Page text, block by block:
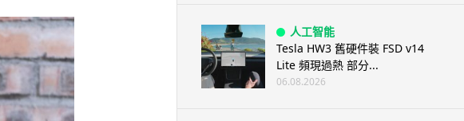
人工智能
Tesla HW3 舊硬件裝 FSD v14
Lite 頻現過熱 部分...
06.08.2026